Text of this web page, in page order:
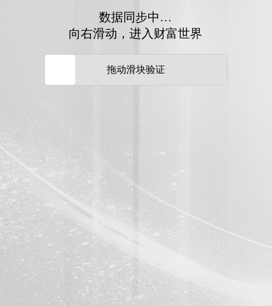
数据同步中…
向右滑动，进入财富世界
拖动滑块验证